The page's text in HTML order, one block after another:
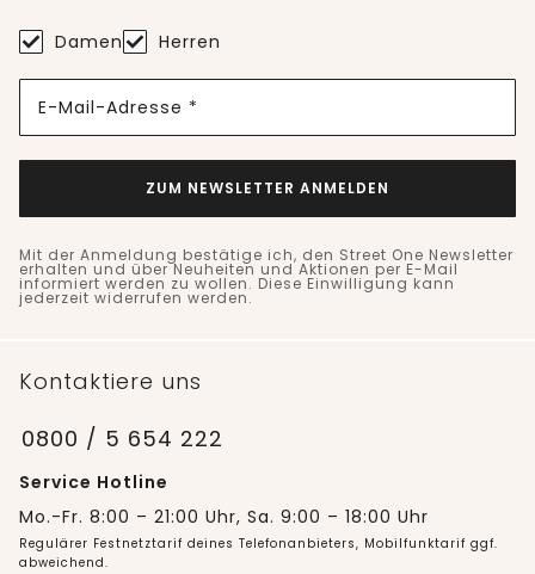
Damen Herren
E-Mail-Adresse *
ZUM NEWSLETTER ANMELDEN
Mit der Anmeldung bestätige ich, den Street One Newsletter
erhalten und über Neuheiten und Aktionen per E-Mail
informiert werden zu wollen. Diese Einwilligung kann
jederzeit widerrufen werden.
Kontaktiere uns
0800 / 5 654 222
Service Hotline
Mo.-Fr. 8:00 – 21:00 Uhr, Sa. 9:00 – 18:00 Uhr
Regulärer Festnetztarif deines Telefonanbieters, Mobilfunktarif ggf.
abweichend.